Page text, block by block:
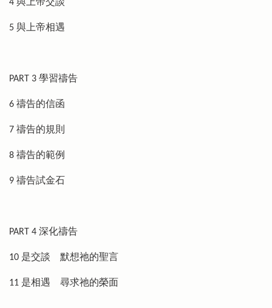
4 與上帝交談
5 與上帝相遇
PART 3 學習禱告
6 禱告的信函
7 禱告的規則
8 禱告的範例
9 禱告試金石
PART 4 深化禱告
10 是交談 默想祂的聖言
11 是相遇 尋求祂的榮面